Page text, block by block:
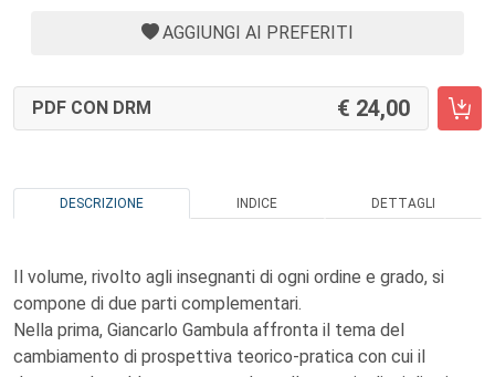
AGGIUNGI AI PREFERITI
PDF CON DRM 24,00
DESCRIZIONE INDICE DETTAGLI
Il volume, rivolto agli insegnanti di ogni ordine e grado, si
compone di due parti complementari.
Nella prima, Giancarlo Gambula affronta il tema del
cambiamento di prospettiva teorico-pratica con cui il